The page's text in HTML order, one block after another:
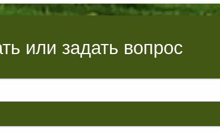
или задать вопрос